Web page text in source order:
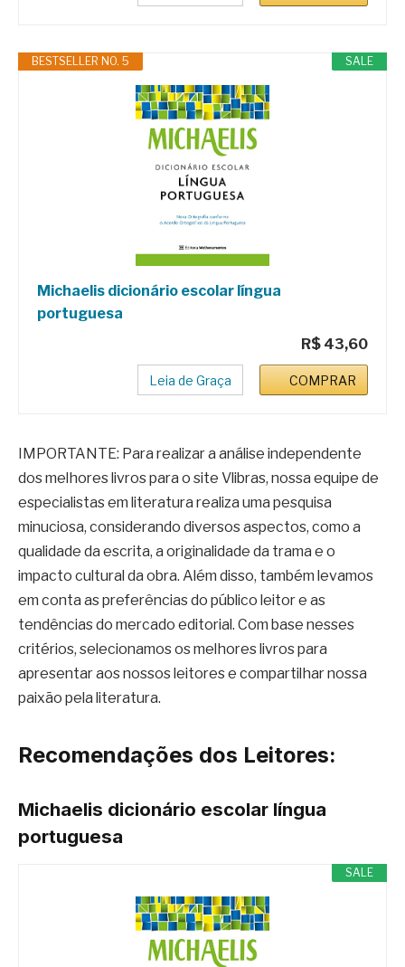
SALE
BESTSELLER NO. 5
Michaelis dicionário escolar língua
portuguesa
R$ 43,60
Leia de Graça COMPRAR
IMPORTANTE: Para realizar a análise independente
dos melhores livros para o site Vlibras, nossa equipe de
especialistas em literatura realiza uma pesquisa
minuciosa, considerando diversos aspectos, como a
qualidade da escrita, a originalidade da trama e o
impacto cultural da obra. Além disso, também levamos
em conta as preferências do público leitor e as
tendências do mercado editorial. Com base nesses
critérios, selecionamos os melhores livros para
apresentar aos nossos leitores e compartilhar nossa
paixão pela literatura.
Recomendações dos Leitores:
Michaelis dicionário escolar língua
portuguesa
SALE